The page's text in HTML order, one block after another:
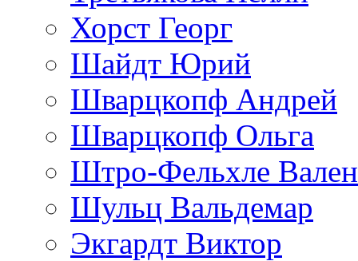
Хорст Георг
Шайдт Юрий
Шварцкопф Андрей
Шварцкопф Ольга
Штро-Фельхле
Шульц Вальдемар
Экгардт Виктор